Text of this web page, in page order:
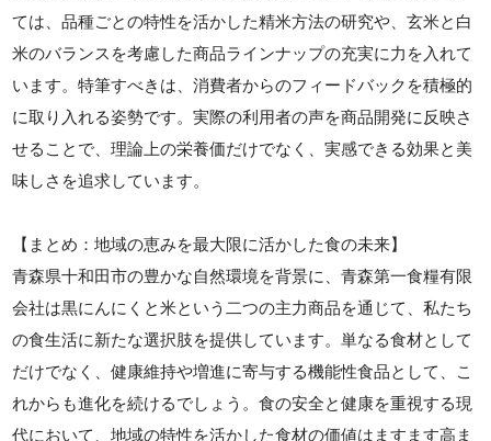
ては、品種ごとの特性を活かした精米方法の研究や、玄米と白
米のバランスを考慮した商品ラインナップの充実に力を入れて
います。特筆すべきは、消費者からのフィードバックを積極的
に取り入れる姿勢です。実際の利用者の声を商品開発に反映さ
せることで、理論上の栄養価だけでなく、実感できる効果と美
味しさを追求しています。
【まとめ：地域の恵みを最大限に活かした食の未来】
青森県十和田市の豊かな自然環境を背景に、青森第一食糧有限
会社は黒にんにくと米という二つの主力商品を通じて、私たち
の食生活に新たな選択肢を提供しています。単なる食材として
だけでなく、健康維持や増進に寄与する機能性食品として、こ
れからも進化を続けるでしょう。食の安全と健康を重視する現
代において、地域の特性を活かした食材の価値はますます高ま